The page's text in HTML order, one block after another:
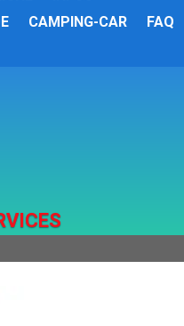
CAMPING-CAR
FAQ